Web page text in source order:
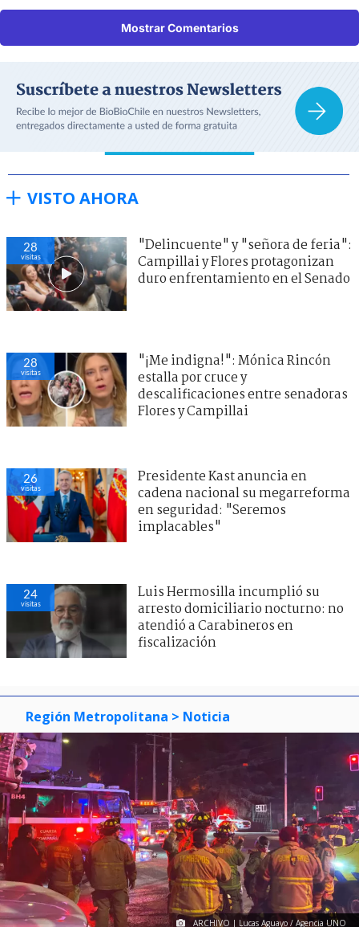
Mostrar Comentarios
VISTO AHORA
28
visitas
"Delincuente" y "señora de feria":
Campillai y Flores protagonizan
duro enfrentamiento en el Senado
28
visitas
"¡Me indigna!": Mónica Rincón
estalla por cruce y
descalificaciones entre senadoras
Flores y Campillai
26
visitas
Presidente Kast anuncia en
cadena nacional su megarreforma
en seguridad: "Seremos
implacables"
24
visitas
Luis Hermosilla incumplió su
arresto domiciliario nocturno: no
atendió a Carabineros en
fiscalización
Región Metropolitana > Noticia
ARCHIVO | Lucas Aguayo / Agencia UNO